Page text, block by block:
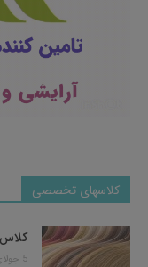
کلاسهای تخصصی
کلاس
5 جولای 2022